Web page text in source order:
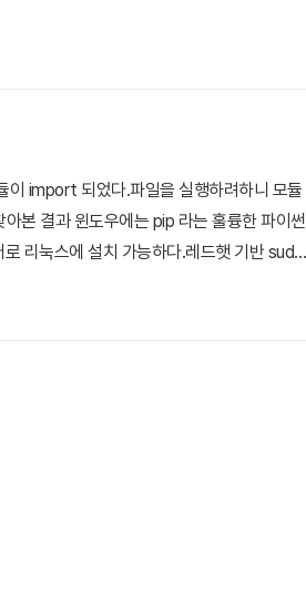
import 되었다.파일을 실행하려하니 모듈
본 결과 윈도우에는 pip 라는 훌륭한 파이썬
리눅스에 설치 가능하다.레드햇 기반 sudo
] 이다. 리눅스 시스템 상의 공용 라이브